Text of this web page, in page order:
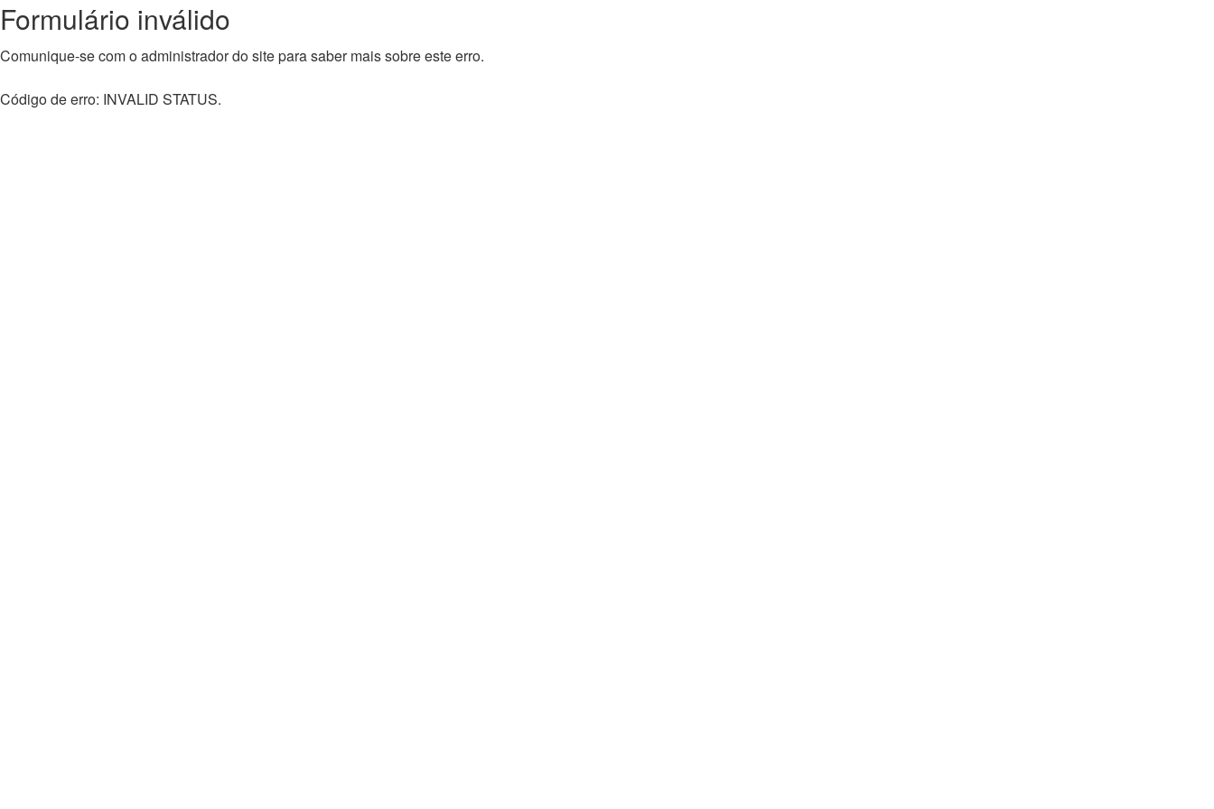
Formulário inválido
Comunique-se com o administrador do site para saber mais sobre este erro.
Código de erro: INVALID STATUS.